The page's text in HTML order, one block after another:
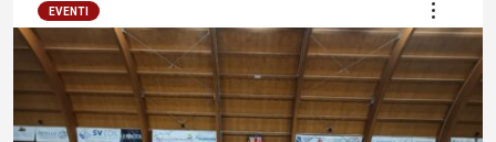
EVENTI